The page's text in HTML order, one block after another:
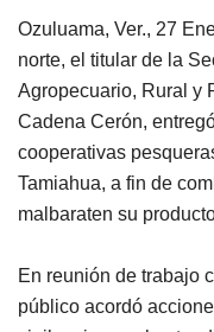
Ozuluama, Ver., 27
norte, el titular de la
Agropecuario, Rural y
Cadena Cerón,
cooperativas
Tamiahua, a fin de
malbaraten su
En reunión de trabajo
público acordó